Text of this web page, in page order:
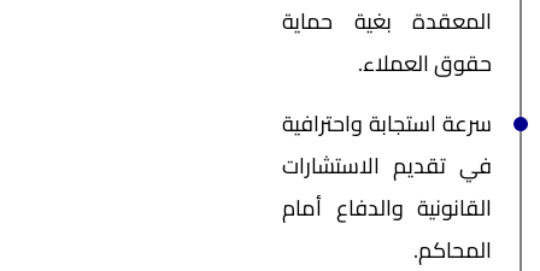
المعقدة بغية حماية
حقوق العملاء.
سرعة استجابة واحترافية
في تقديم الاستشارات
القانونية والدفاع أمام
المحاكم.